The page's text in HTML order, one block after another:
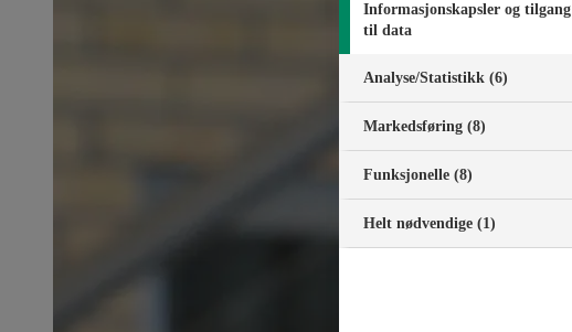
Informasjonskapsler og tilgang
til data
Analyse/Statistikk (6)
Markedsføring (8)
Funksjonelle (8)
Helt nødvendige (1)